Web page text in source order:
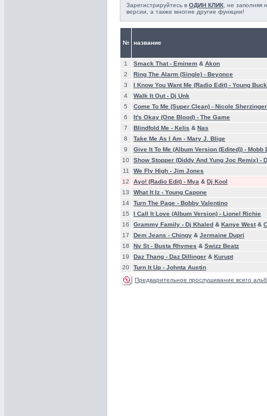
Зарегистрируйтесь в ОДИН КЛИК , не
версии, а также многие другие функции!
№ название
1 Smack That - Eminem & Akon
2
Ring The Alarm (Single) - Beyonce
3
I Know You Want Me (Radio Edit) - Young Buck
4
Walk It Out - Dj Unk
5
Come To Me (Super Clean) - Nicole Sherzinger
6
It's Okay (One Blood) - The Game
7
Blindfold Me - Kelis & Nas
8
Take Me As I Am - Mary J. Blige
9
Give It To Me (Album Version (Edited)) - Mobb
10
Show Stopper (Diddy And Yung Joc Remix) -
11
We Fly High - Jim Jones
12
Ayo! (Radio Edit) - Mya & Dj Kool
13
What It Iz - Young Capone
14
Turn The Page - Bobby Valentino
15
I Call It Love (Album Version) - Lionel Richie
16
Grammy Family - Dj Khaled & Kanye West&
17
Dem Jeans - Chingy & Jermaine Dupri
18
Ny St - Busta Rhymes & Swizz Beatz
19
Daz Thang - Daz Dillinger & Kurupt
20
Turn It Up - Johnta Austin
Предварительное прослушивание всего